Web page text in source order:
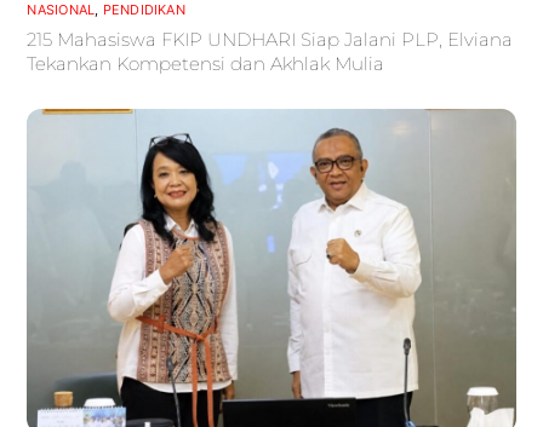
NASIONAL, PENDIDIKAN
215 Mahasiswa FKIP UNDHARI Siap Jalani PLP, Elviana
Tekankan Kompetensi dan Akhlak Mulia